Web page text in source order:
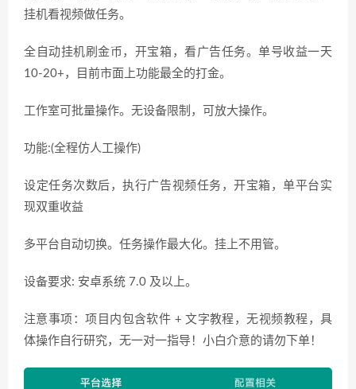
挂机看视频做任务。
全自动挂机刷金币，开宝箱，看广告任务。单号收益一天
10-20+，目前市面上功能最全的打金。
工作室可批量操作。无设备限制，可放大操作。
功能:(全程仿人工操作)
设定任务次数后，执行广告视频任务，开宝箱，单平台实
现双重收益
多平台自动切换。任务操作最大化。挂上不用管。
设备要求: 安卓系统 7.0 及以上。
注意事项：项目内包含软件 + 文字教程，无视频教程，具
体操作自行研究，无一对一指导！小白介意的请勿下单！